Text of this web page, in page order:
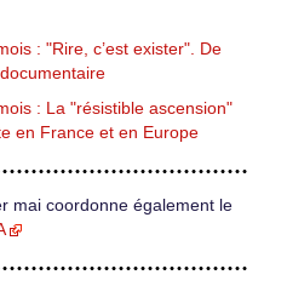
: "Rire, c’est exister". De
: La "résistible ascension"
en France et en Europe
mai coordonne également le